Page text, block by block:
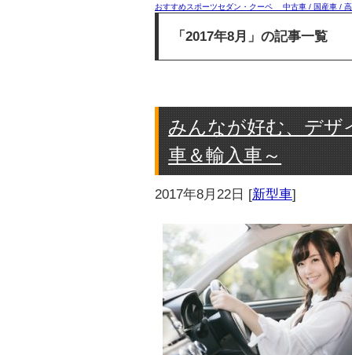
おすすめスポーツセダン・クーペ 中古車 / 国産車 /
「2017年8月」の記事一覧
みんなが好む、デザ
車＆輸入車～
2017年8月22日 [新型車]